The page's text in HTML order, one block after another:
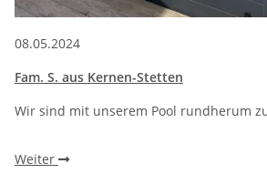
08.05.2024
Fam. S. aus Kernen-Stetten
Wir sind mit unserem Pool rundherum
Weiter